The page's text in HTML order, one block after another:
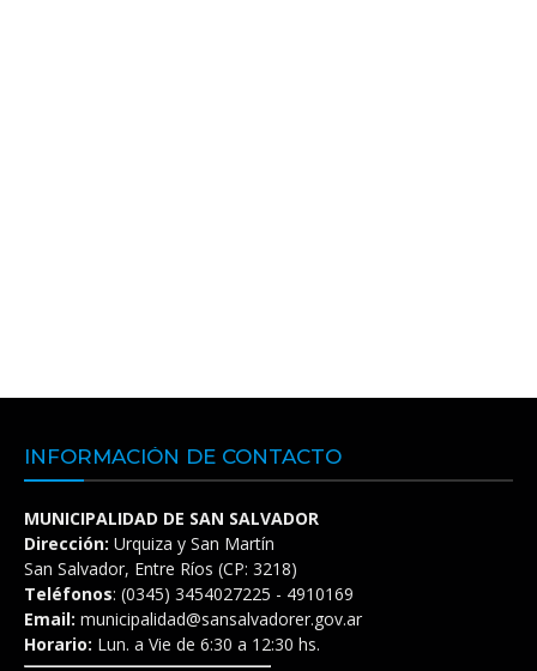
INFORMACIÓN DE CONTACTO
MUNICIPALIDAD DE SAN SALVADOR
Dirección: Urquiza y San Martín
San Salvador, Entre Ríos (CP: 3218)
Teléfonos: (0345) 3454027225 - 4910169
Email: municipalidad@sansalvadorer.gov.ar
Horario: Lun. a Vie de 6:30 a 12:30 hs.